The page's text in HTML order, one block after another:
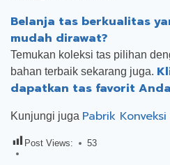
Belanja tas berkualitas
mudah dirawat?
Temukan koleksi tas pilihan
bahan terbaik sekarang juga.
dapatkan tas favorit
Kunjungi juga Pabrik
Post Views: 53